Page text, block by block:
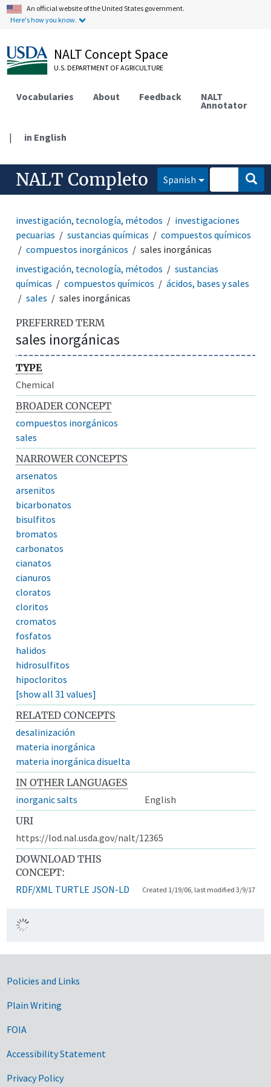
An official website of the United States government.
Here's how you know.
NALT Concept Space
U.S. DEPARTMENT OF AGRICULTURE
Vocabularies About Feedback NALT
Annotator
| in English
NALT Completo Spanish
investigación, tecnología, métodos
investigaciones
pecuarias
sustancias químicas
compuestos químicos
compuestos inorgánicos
sales inorgánicas
investigación, tecnología, métodos
sustancias
químicas
compuestos químicos
ácidos, bases y sales
sales
sales inorgánicas
PREFERRED TERM
sales inorgánicas
TYPE
Chemical
BROADER CONCEPT
compuestos inorgánicos
sales
NARROWER CONCEPTS
arsenatos
arsenitos
bicarbonatos
bisulfitos
bromatos
carbonatos
cianatos
cianuros
cloratos
cloritos
cromatos
fosfatos
halidos
hidrosulfitos
hipocloritos
[show all 31 values]
RELATED CONCEPTS
desalinización
materia inorgánica
materia inorgánica disuelta
IN OTHER LANGUAGES
inorganic salts
English
URI
https://lod.nal.usda.gov/nalt/12365
DOWNLOAD THIS
CONCEPT:
RDF/XML TURTLE JSON-LD Created 1/19/06, last modified 3/9/17
Government Links
Policies and Links
Plain Writing
FOIA
Accessibility Statement
Privacy Policy